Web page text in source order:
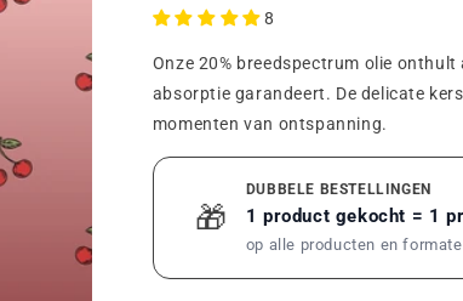
8
Onze 20% breedspectrum olie
absorptie garandeert. De delicate
momenten van ontspanning.
🎁
DUBBELE BESTELLINGEN
1 product gekocht = 1
op alle producten en